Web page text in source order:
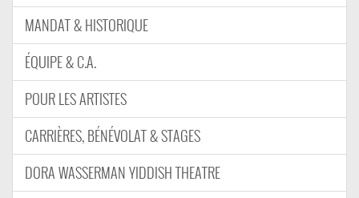
MANDAT & HISTORIQUE
ÉQUIPE & C.A.
POUR LES ARTISTES
CARRIÈRES, BÉNÉVOLAT & STAGES
DORA WASSERMAN YIDDISH THEATRE